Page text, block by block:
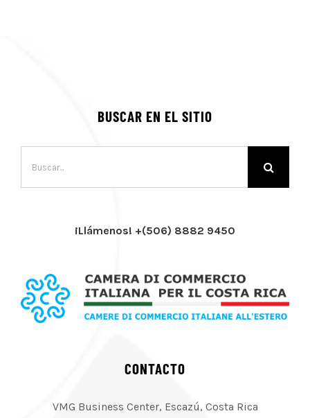
BUSCAR EN EL SITIO
¡Llámenos! +(506) 8882 9450
CONTACTO
VMG Business Center, Escazú, Costa Rica